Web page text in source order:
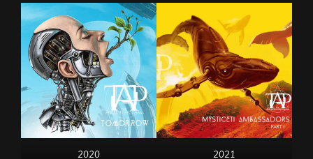
2020 2021